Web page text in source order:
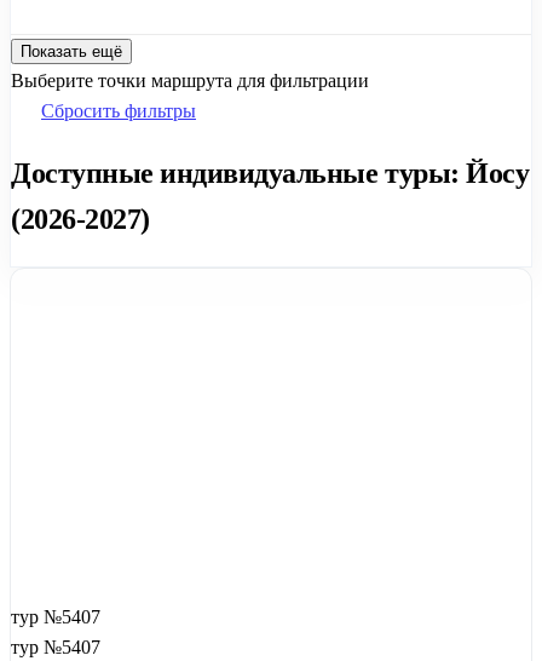
Показать ещё
Выберите точки маршрута для фильтрации
Сбросить фильтры
Доступные индивидуальные туры: Йосу
(2026-2027)
тур №5407
тур №5407